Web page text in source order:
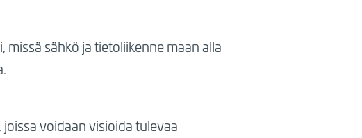
sähkö ja tietoliikenne maan alla
voidaan visioida tulevaa